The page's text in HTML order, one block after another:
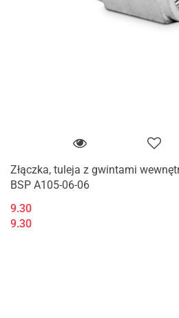
Złączka, tuleja z gwintami
BSP A105-06-06
9.30
9.30